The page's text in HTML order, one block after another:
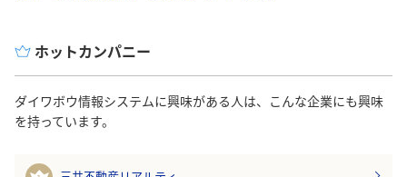
ホットカンパニー
ダイワボウ情報システムに興味がある人は、こんな企業にも興味
を持っています。